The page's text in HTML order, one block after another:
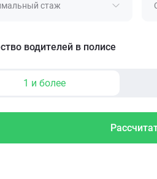
стаж
водителей в полисе
1 и более